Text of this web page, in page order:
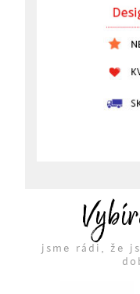
jsme rádi, že